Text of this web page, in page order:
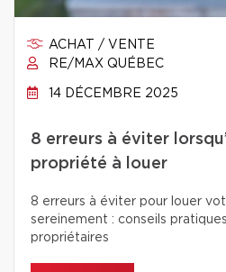
ACHAT / VENTE
RE/MAX QUÉBEC
14 DÉCEMBRE 2025
8 erreurs à éviter
propriété à louer
8 erreurs à éviter pour louer
sereinement : conseils
propriétaires